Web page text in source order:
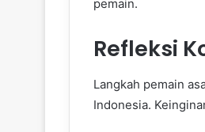
pemain.
Refleksi
Langkah pemain
Indonesia.